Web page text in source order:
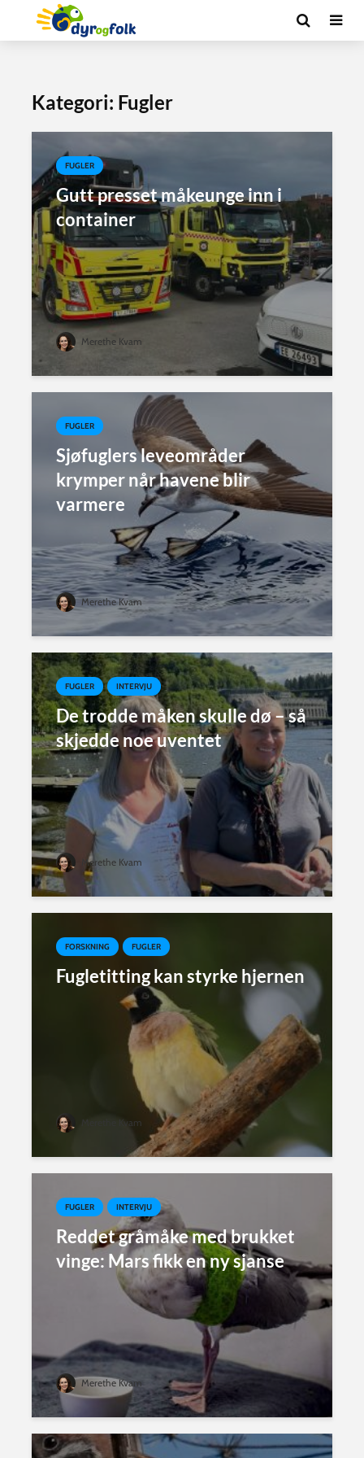
Kategori: Fugler
FUGLER
Gutt presset måkeunge inn i
container
Merethe Kvam
FUGLER
Sjøfuglers leveområder
krymper når havene blir
varmere
Merethe Kvam
FUGLER INTERVJU
De trodde måken skulle dø – så
skjedde noe uventet
Merethe Kvam
FORSKNING FUGLER
Fugletitting kan styrke hjernen
Merethe Kvam
FUGLER INTERVJU
Reddet gråmåke med brukket
vinge: Mars fikk en ny sjanse
Merethe Kvam